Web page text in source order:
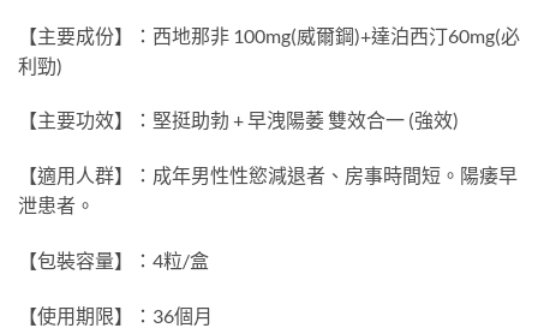
【主要成份】：西地那非 100mg(威爾鋼)+達泊西汀60mg(必
利勁)
【主要功效】：堅挺助勃 + 早洩陽萎 雙效合一 (強效)
【適用人群】：成年男性性慾減退者、房事時間短。陽痿早
泄患者。
【包裝容量】：4粒/盒
【使用期限】：36個月